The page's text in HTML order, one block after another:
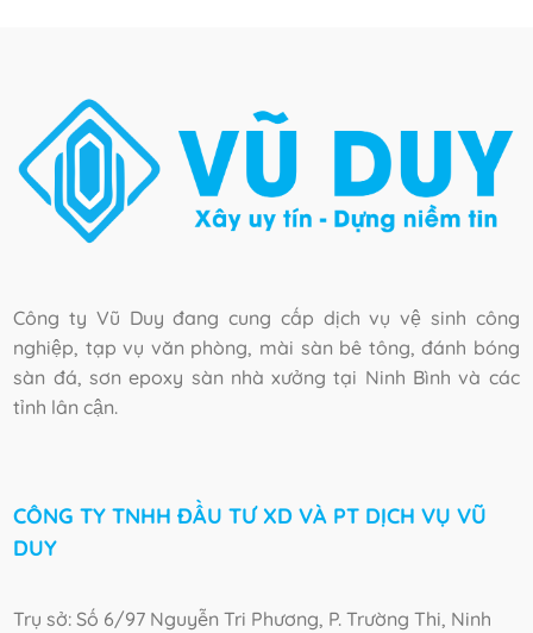
Công ty Vũ Duy đang cung cấp dịch vụ vệ sinh công
nghiệp, tạp vụ văn phòng, mài sàn bê tông, đánh bóng
sàn đá, sơn epoxy sàn nhà xưởng tại Ninh Bình và các
tỉnh lân cận.
CÔNG TY TNHH ĐẦU TƯ XD VÀ PT DỊCH VỤ VŨ
DUY
Trụ sở: Số 6/97 Nguyễn Tri Phương, P. Trường Thi, Ninh